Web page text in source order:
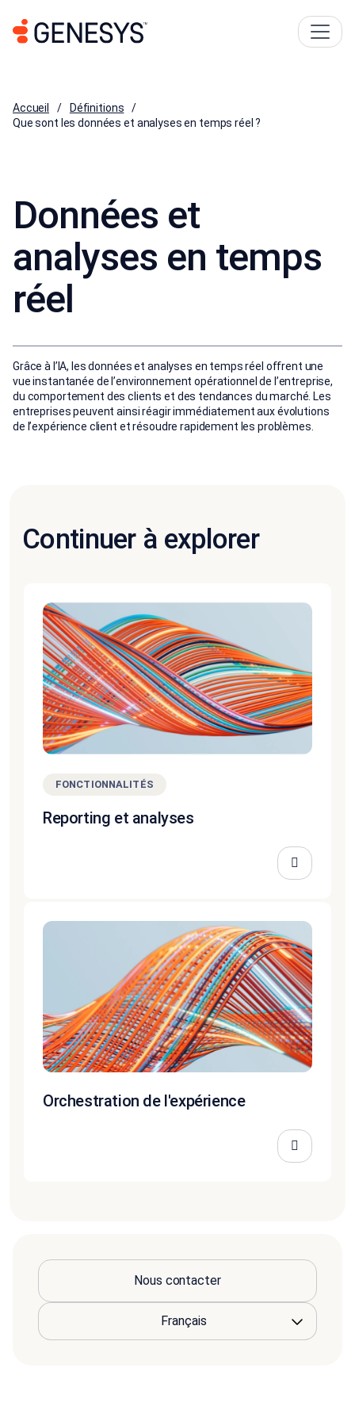
Accueil
Définitions
Que sont les données et analyses en temps réel ?
Données et
analyses en temps
réel
Grâce à l’IA, les données et analyses en temps réel offrent une
vue instantanée de l’environnement opérationnel de l’entreprise,
du comportement des clients et des tendances du marché. Les
entreprises peuvent ainsi réagir immédiatement aux évolutions
de l’expérience client et résoudre rapidement les problèmes.
Continuer à explorer
FONCTIONNALITÉS
Reporting et analyses
Orchestration de l'expérience
Nous contacter